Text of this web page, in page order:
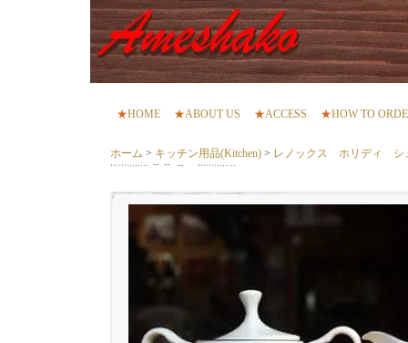
★HOME ★ABOUT US ★ACCESS ★HOW TO
ホーム > キッチン用品(Kitchen) > レノックス ホリディ シ